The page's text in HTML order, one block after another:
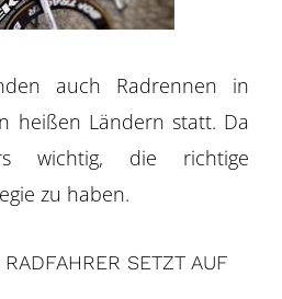
auch Radrennen in
heißen Ländern statt. Da
wichtig, die richtige
zu haben.
SETZT AUF